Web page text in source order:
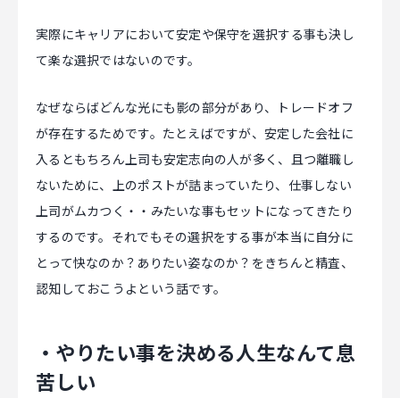
実際にキャリアにおいて安定や保守を選択する事も決し
て楽な選択ではないのです。
なぜならばどんな光にも影の部分があり、トレードオフ
が存在するためです。たとえばですが、安定した会社に
入るともちろん上司も安定志向の人が多く、且つ離職し
ないために、上のポストが詰まっていたり、仕事しない
上司がムカつく・・みたいな事もセットになってきたり
するのです。それでもその選択をする事が本当に自分に
とって快なのか？ありたい姿なのか？をきちんと精査、
認知しておこうよという話です。
・やりたい事を決める人生なんて息
苦しい